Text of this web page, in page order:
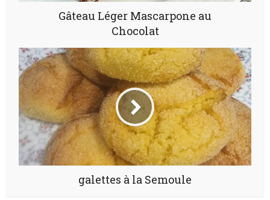
Gâteau Léger Mascarpone au
Chocolat
galettes à la Semoule